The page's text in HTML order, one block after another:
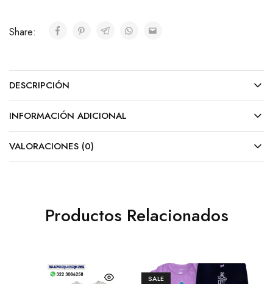
Share:
DESCRIPCIÓN
INFORMACIÓN ADICIONAL
VALORACIONES (0)
Productos Relacionados
SALE